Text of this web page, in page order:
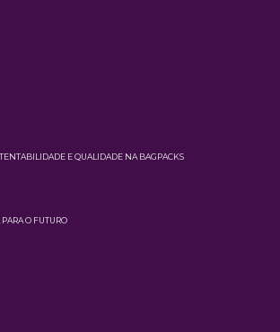
E QUALIDADE NA BAGPACKS
O FUTURO